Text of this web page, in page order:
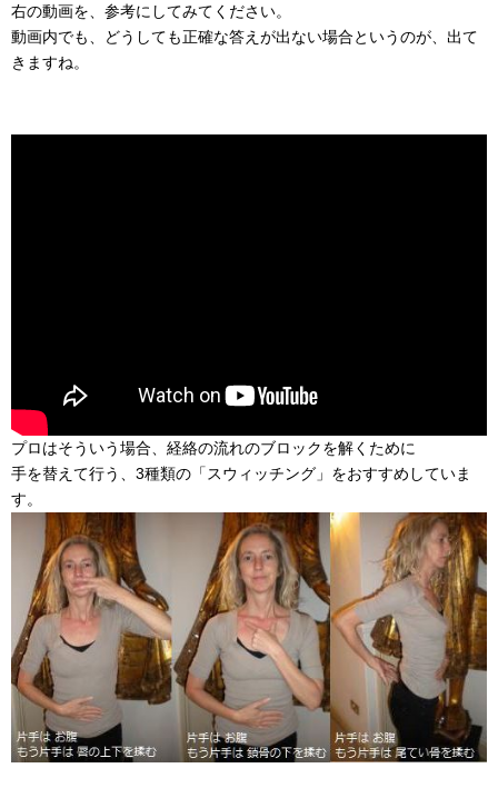
右の動画を、参考にしてみてください。
動画内でも、どうしても正確な答えが出ない場合というのが、出て
きますね。
プロはそういう場合、経絡の流れのブロックを解くために
手を替えて行う、3種類の「スウィッチング」をおすすめしていま
す。